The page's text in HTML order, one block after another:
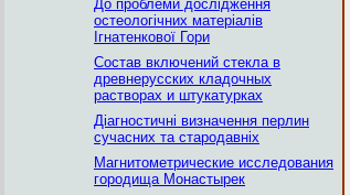
До проблеми дослідження
остеологiчних матерiалiв
Iгнатенкової Гори
Состав включений стекла в
древнерусских кладочных
растворах и штукатурках
Діагностичні визначення перлин
сучасних та стародавніх
Магнитометрические исследования
городища Монастырек